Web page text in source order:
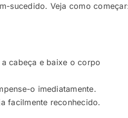
sucedido. Veja como
cabeça e baixe o corpo
o imediatamente.
facilmente reconhecido.